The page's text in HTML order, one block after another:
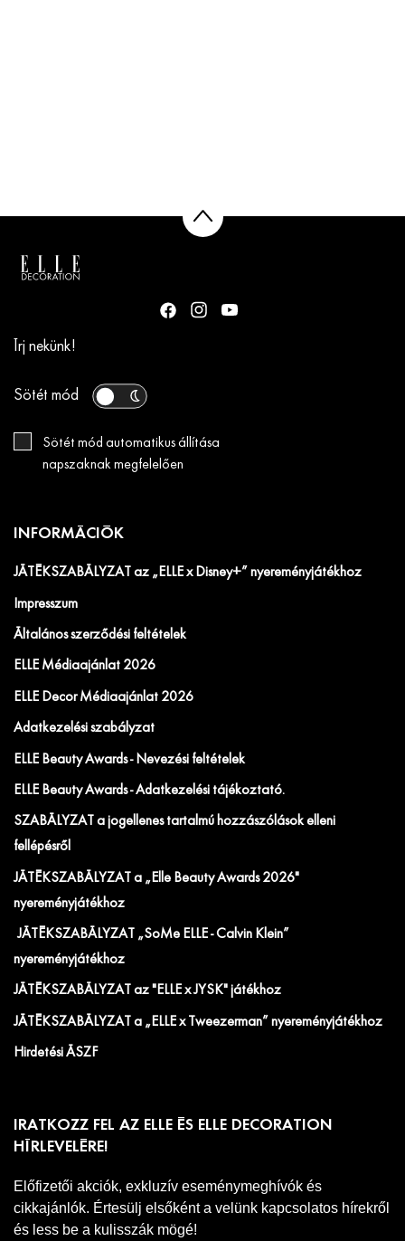
Írj nekünk!
Sötét mód
Sötét mód automatikus állítása
napszaknak megfelelően
INFORMÁCIÓK
JÁTÉKSZABÁLYZAT az „ELLE x Disney+” nyereményjátékhoz
Impresszum
Általános szerződési feltételek
ELLE Médiaajánlat 2026
ELLE Decor Médiaajánlat 2026
Adatkezelési szabályzat
ELLE Beauty Awards - Nevezési feltételek
ELLE Beauty Awards - Adatkezelési tájékoztató.
SZABÁLYZAT a jogellenes tartalmú hozzászólások elleni
fellépésről
JÁTÉKSZABÁLYZAT a „Elle Beauty Awards 2026"
nyereményjátékhoz
JÁTÉKSZABÁLYZAT „SoMe ELLE - Calvin Klein”
nyereményjátékhoz
JÁTÉKSZABÁLYZAT az "ELLE x JYSK" játékhoz
JÁTÉKSZABÁLYZAT a „ELLE x Tweezerman” nyereményjátékhoz
Hirdetési ÁSZF
IRATKOZZ FEL AZ ELLE ÉS ELLE DECORATION
HÍRLEVELÉRE!
Előfizetői akciók, exkluzív eseménymeghívók és
cikkajánlók. Értesülj elsőként a velünk kapcsolatos hírekről
és less be a kulisszák mögé!